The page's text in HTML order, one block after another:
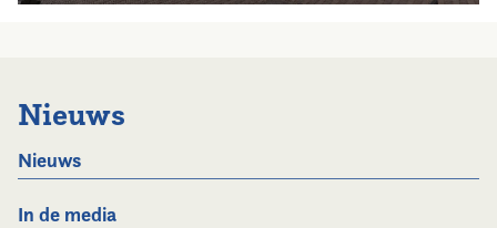
Nieuws
Nieuws
In de media